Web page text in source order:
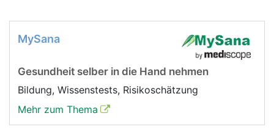
MySana
Gesundheit selber in die Hand nehmen
Bildung, Wissenstests, Risikoschätzung
Mehr zum Thema